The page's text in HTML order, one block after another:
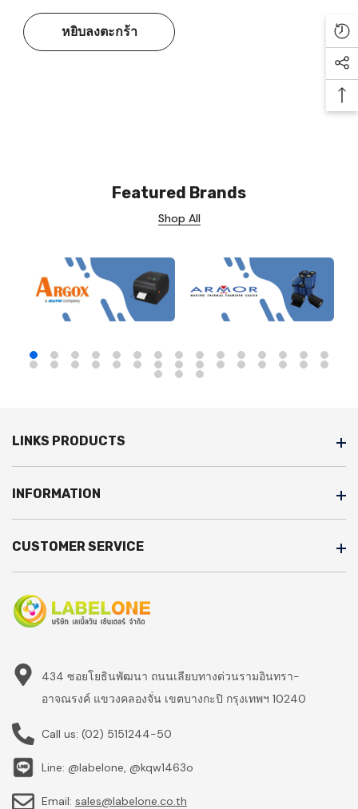
หยิบลงตะกร้า
Featured Brands
Shop All
LINKS PRODUCTS
INFORMATION
CUSTOMER SERVICE
434 ซอยโยธินพัฒนา ถนนเลียบทางด่วนรามอินทรา-
อาจณรงค์ แขวงคลองจั่น เขตบางกะปิ กรุงเทพฯ 10240
Call us: (02) 5151244-50
Line: @labelone, @kqw1463o
Email: sales@labelone.co.th